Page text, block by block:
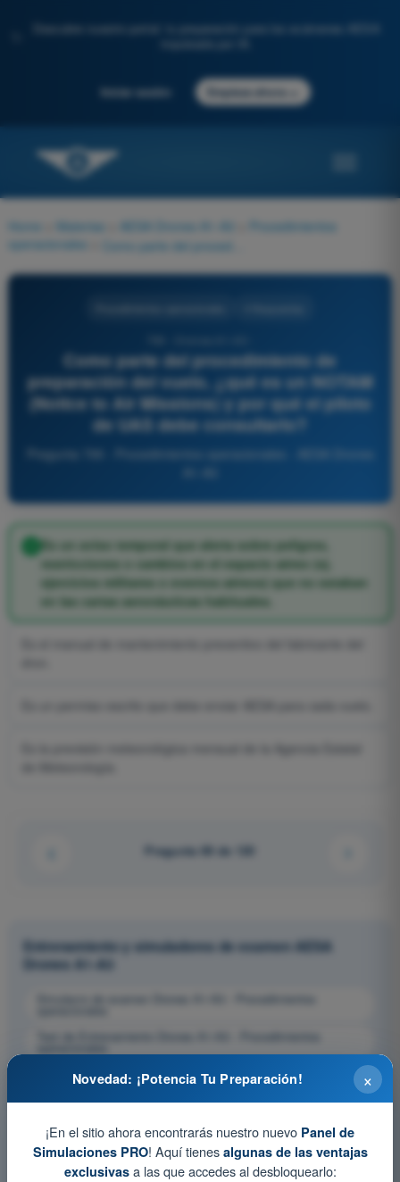
Descubre nuestro portal: tu preparación para los exámenes AESA
Iniciar sesión Empieza ahora
Home Materias AESA Drones A1-A3
Procedimientos
operacionales
Como parte del procedimiento de
preparación del vuelo, ¿qué es un NOTAM
(Notice to Air Missions) y por qué el piloto
de UAS debe consultarlo?
Es un aviso temporal que alerta sobre peligros,
restricciones o cambios en el espacio aéreo (ej.
ejercicios militares o eventos aéreos) que no estaban
en las cartas aeronáuticas habituales.
Pregunta 69 de 120
Entrenamiento y simuladores de examen AESA
Drones A1-A3
Simulacro de examen Drones A1-A3 - Procedimientos
Test de Entrenamiento Drones A1-A3 - Procedimientos
Examen en PDF Drones A1-A3 - Procedimientos
operacionales ×
Novedad: ¡Potencia Tu Preparación!
¡En el sitio ahora encontrarás nuestro nuevo Panel de
Simulaciones PRO! Aquí tienes algunas de las ventajas
exclusivasa las que accedes al desbloquearlo: